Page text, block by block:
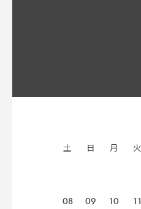
土
08
日
09
月
10
火
11